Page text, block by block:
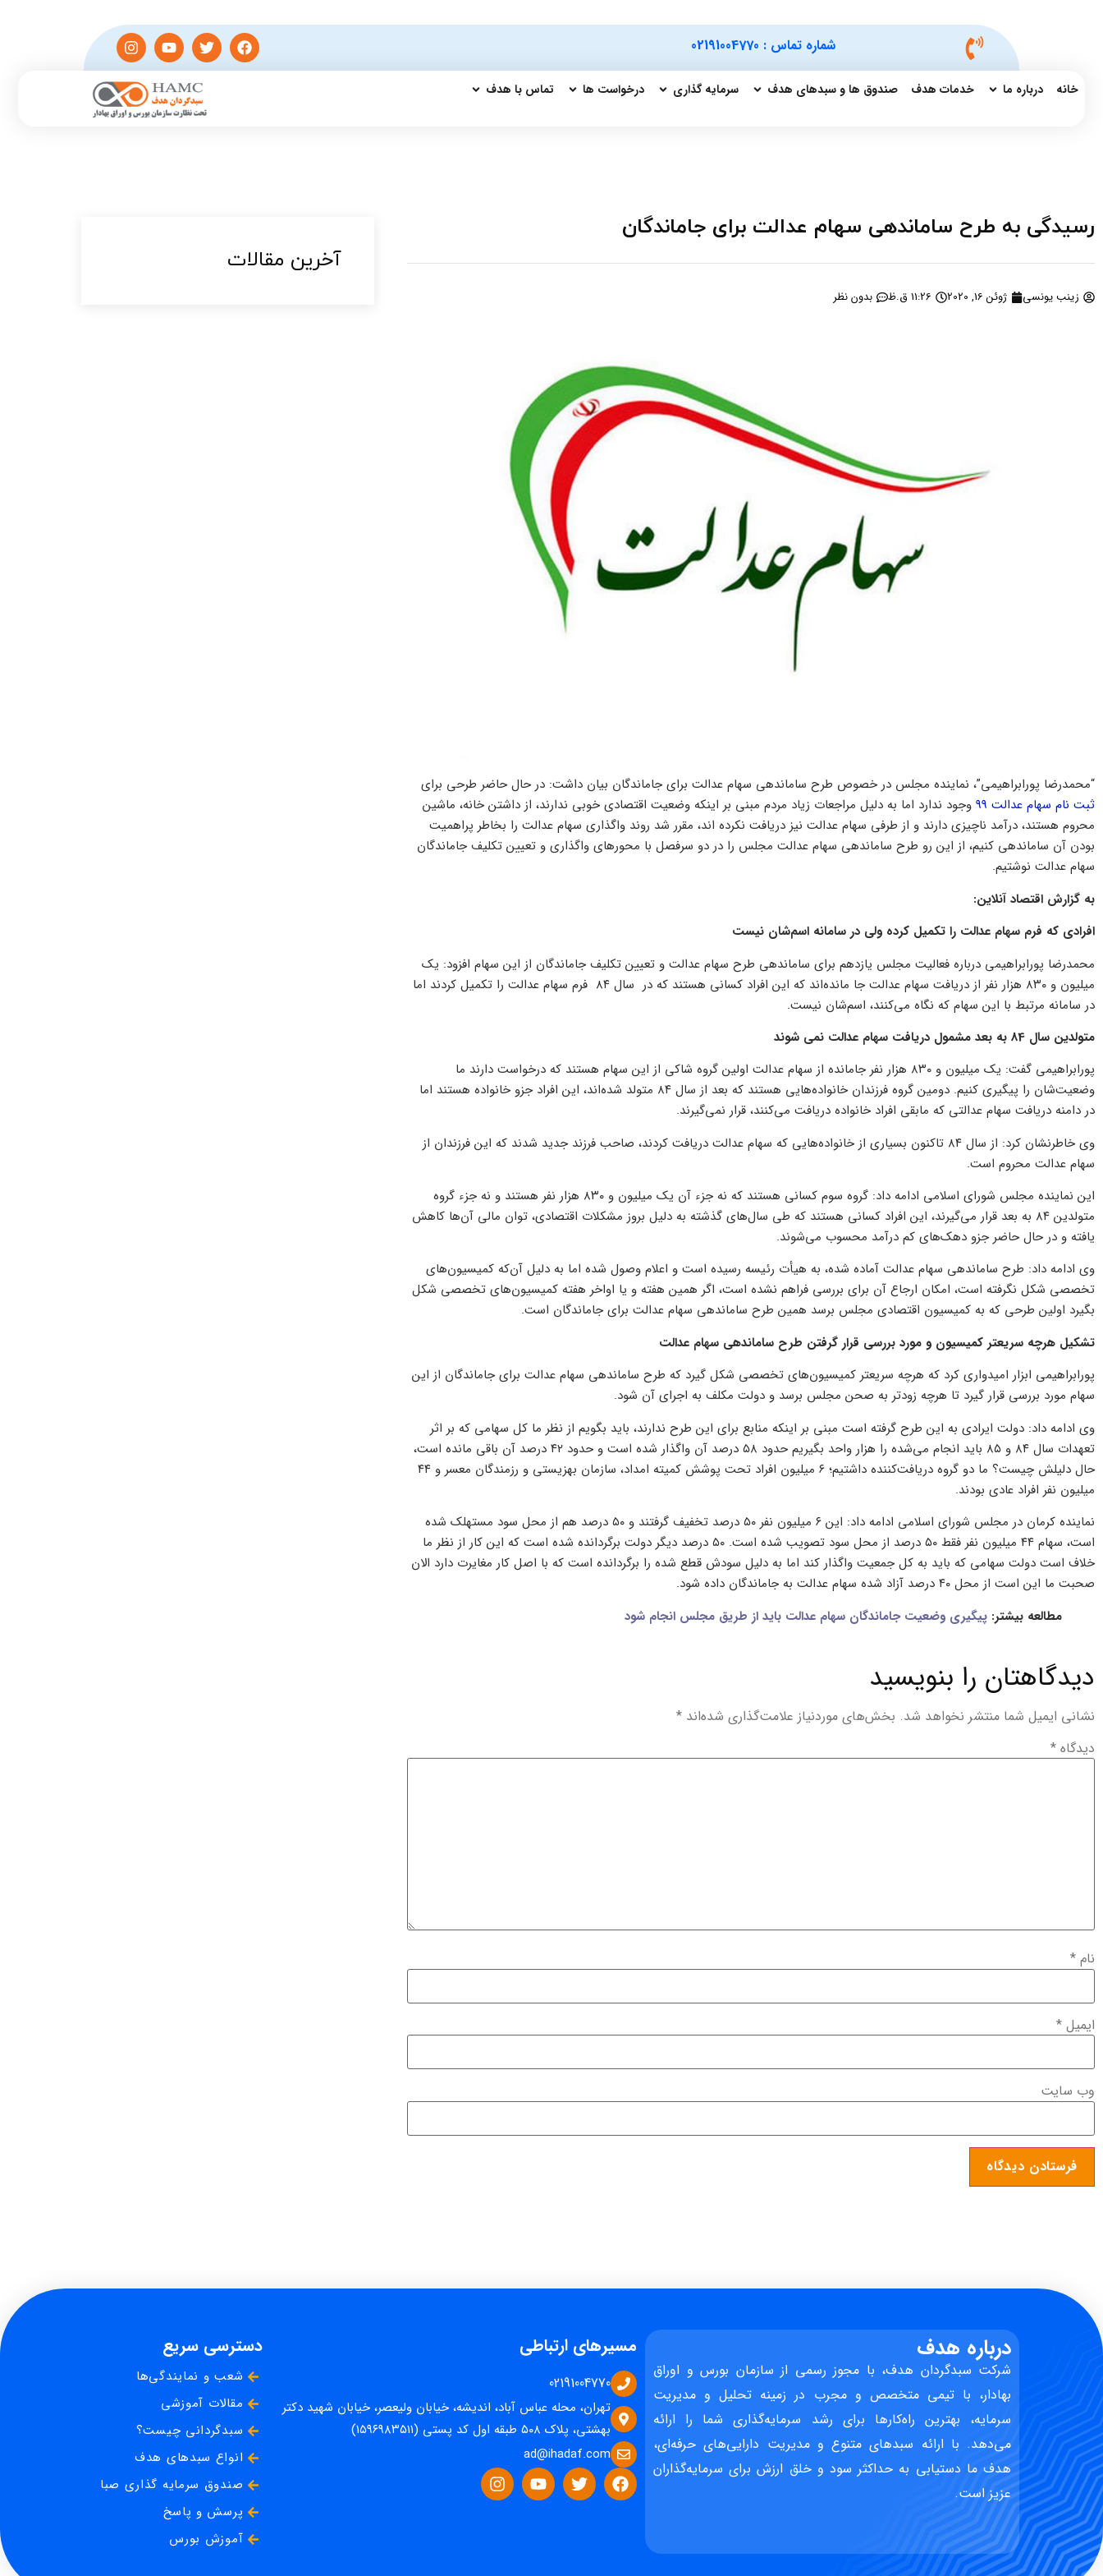
شماره تماس : 02191004770
خانه درباره ما خدمات هدف صندوق ها و سبدهای هدف سرمایه گذاری درخواست ها تماس با هدف
رسیدگی به طرح ساماندهی سهام عدالت برای جاماندگان
زینب یونسی ژوئن 16, 2020 11:26 ق.ظ بدون نظر
“محمدرضا پورابراهیمی”، نماینده مجلس در خصوص طرح ساماندهی سهام عدالت برای جاماندگان بیان داشت: در حال حاضر طرحی برای
ثبت نام سهام عدالت 99
وجود ندارد اما به دلیل مراجعات زیاد مردم مبنی بر اینکه وضعیت اقتصادی خوبی ندارند، از داشتن خانه، ماشین
محروم هستند، درآمد ناچیزی دارند و از طرفی سهام عدالت نیز دریافت نکرده اند، مقرر شد روند واگذاری سهام عدالت را بخاطر پراهمیت
بودن آن ساماندهی کنیم، از این رو طرح ساماندهی سهام عدالت مجلس را در دو سرفصل با محورهای واگذاری و تعیین تکلیف جاماندگان
سهام عدالت نوشتیم.
به گزارش اقتصاد آنلاین:
افرادی که فرم سهام عدالت را تکمیل کرده ولی در سامانه اسم‌شان نیست
محمدرضا پورابراهیمی درباره فعالیت مجلس یازدهم برای ساماندهی طرح سهام عدالت و تعیین تکلیف جاماندگان از این سهام افزود: یک
میلیون و ۸۳۰ هزار نفر از دریافت سهام عدالت جا مانده‌اند که این افراد کسانی هستند که در سال ۸۴ فرم سهام عدالت را تکمیل کردند اما
در سامانه مرتبط با این سهام که نگاه می‌کنند، اسم‌شان نیست.
متولدین سال 84 به بعد مشمول دریافت سهام عدالت نمی شوند
پورابراهیمی گفت: یک میلیون و ۸۳۰ هزار نفر جامانده از سهام عدالت اولین گروه شاکی از این سهام هستند که درخواست دارند ما
وضعیت‌شان را پیگیری کنیم. دومین گروه فرزندان خانواده‌هایی هستند که بعد از سال ۸۴ متولد شده‌اند، این افراد جزو خانواده هستند اما
در دامنه دریافت سهام عدالتی که مابقی افراد خانواده دریافت می‌کنند، قرار نمی‌گیرند.
وی خاطرنشان کرد: از سال ۸۴ تاکنون بسیاری از خانواده‌هایی که سهام عدالت دریافت کردند، صاحب فرزند جدید شدند که این فرزندان از
سهام عدالت محروم است.
این نماینده مجلس شورای اسلامی ادامه داد: گروه سوم کسانی هستند که نه جزء آن یک میلیون و ۸۳۰ هزار نفر هستند و نه جزء گروه
متولدین ۸۴ به بعد قرار می‌گیرند، این افراد کسانی هستند که طی سال‌های گذشته به دلیل بروز مشکلات اقتصادی، توان مالی آن‌ها کاهش
یافته و در حال حاضر جزو دهک‌های کم درآمد محسوب می‌شوند.
وی ادامه داد: طرح ساماندهی سهام عدالت آماده شده، به هیأت رئیسه رسیده است و اعلام وصول شده اما به دلیل آن‌که کمیسیون‌های
تخصصی شکل نگرفته است، امکان ارجاع آن برای بررسی فراهم نشده است، اگر همین هفته و یا اواخر هفته کمیسیون‌های تخصصی شکل
بگیرد اولین طرحی که به کمیسیون اقتصادی مجلس برسد همین طرح ساماندهی سهام عدالت برای جاماندگان است.
تشکیل هرچه سریعتر کمیسیون و مورد بررسی قرار گرفتن طرح ساماندهی سهام عدالت
پورابراهیمی ابزار امیدواری کرد که هرچه سریعتر کمیسیون‌های تخصصی شکل گیرد که طرح ساماندهی سهام عدالت برای جاماندگان از این
سهام مورد بررسی قرار گیرد تا هرچه زودتر به صحن مجلس برسد و دولت مکلف به اجرای آن شود.
وی ادامه داد: دولت ایرادی به این طرح گرفته است مبنی بر اینکه منابع برای این طرح ندارند، باید بگویم از نظر ما کل سهامی که بر اثر
تعهدات سال ۸۴ و ۸۵ باید انجام می‌شده را هزار واحد بگیریم حدود ۵۸ درصد آن واگذار شده است و حدود ۴۲ درصد آن باقی مانده است،
حال دلیلش چیست؟ ما دو گروه دریافت‌کننده داشتیم؛ ۶ میلیون افراد تحت پوشش کمیته امداد، سازمان بهزیستی و رزمندگان معسر و ۴۴
میلیون نفر افراد عادی بودند.
نماینده کرمان در مجلس شورای اسلامی ادامه داد: این ۶ میلیون نفر ۵۰ درصد تخفیف گرفتند و ۵۰ درصد هم از محل سود مستهلک شده
است، سهام ۴۴ میلیون نفر فقط ۵۰ درصد از محل سود تصویب شده است. ۵۰ درصد دیگر دولت برگردانده شده است که این کار از نظر ما
خلاف است دولت سهامی که باید به کل جمعیت واگذار کند اما به دلیل سودش قطع شده را برگردانده است که با اصل کار مغایرت دارد الان
صحبت ما این است از محل ۴۰ درصد آزاد شده سهام عدالت به جاماندگان داده شود.
مطالعه بیشتر: پیگیری وضعیت جاماندگان سهام عدالت باید از طریق مجلس انجام شود
دیدگاهتان را بنویسید
نشانی ایمیل شما منتشر نخواهد شد. بخش‌های موردنیاز علامت‌گذاری شده‌اند *
دیدگاه *
نام *
ایمیل *
وب‌ سایت
آخرین مقالات​
درباره هدف
شرکت سبدگردان هدف، با مجوز رسمی از سازمان بورس و اوراق
بهادار، با تیمی متخصص و مجرب در زمینه تحلیل و مدیریت
سرمایه، بهترین راه‌کارها برای رشد سرمایه‌گذاری شما را ارائه
می‌دهد. با ارائه سبدهای متنوع و مدیریت دارایی‌های حرفه‌ای،
هدف ما دستیابی به حداکثر سود و خلق ارزش برای سرمایه‌گذاران
عزیز است.
مسیرهای ارتباطی
02191004770
تهران، محله عباس آباد، اندیشه، خیابان ولیعصر، خیابان شهید دکتر
بهشتی، پلاک ۵۰۸ طبقه اول کد پستی (۱۵۹۶۹۸۳۵۱۱)
ad@ihadaf.com
دسترسی سریع
شعب و نمایندگی‌ها
مقالات آموزشی
سبدگردانی چیست؟
انواع سبدهای هدف
صندوق سرمایه گذاری صبا
پرسش و پاسخ
آموزش بورس